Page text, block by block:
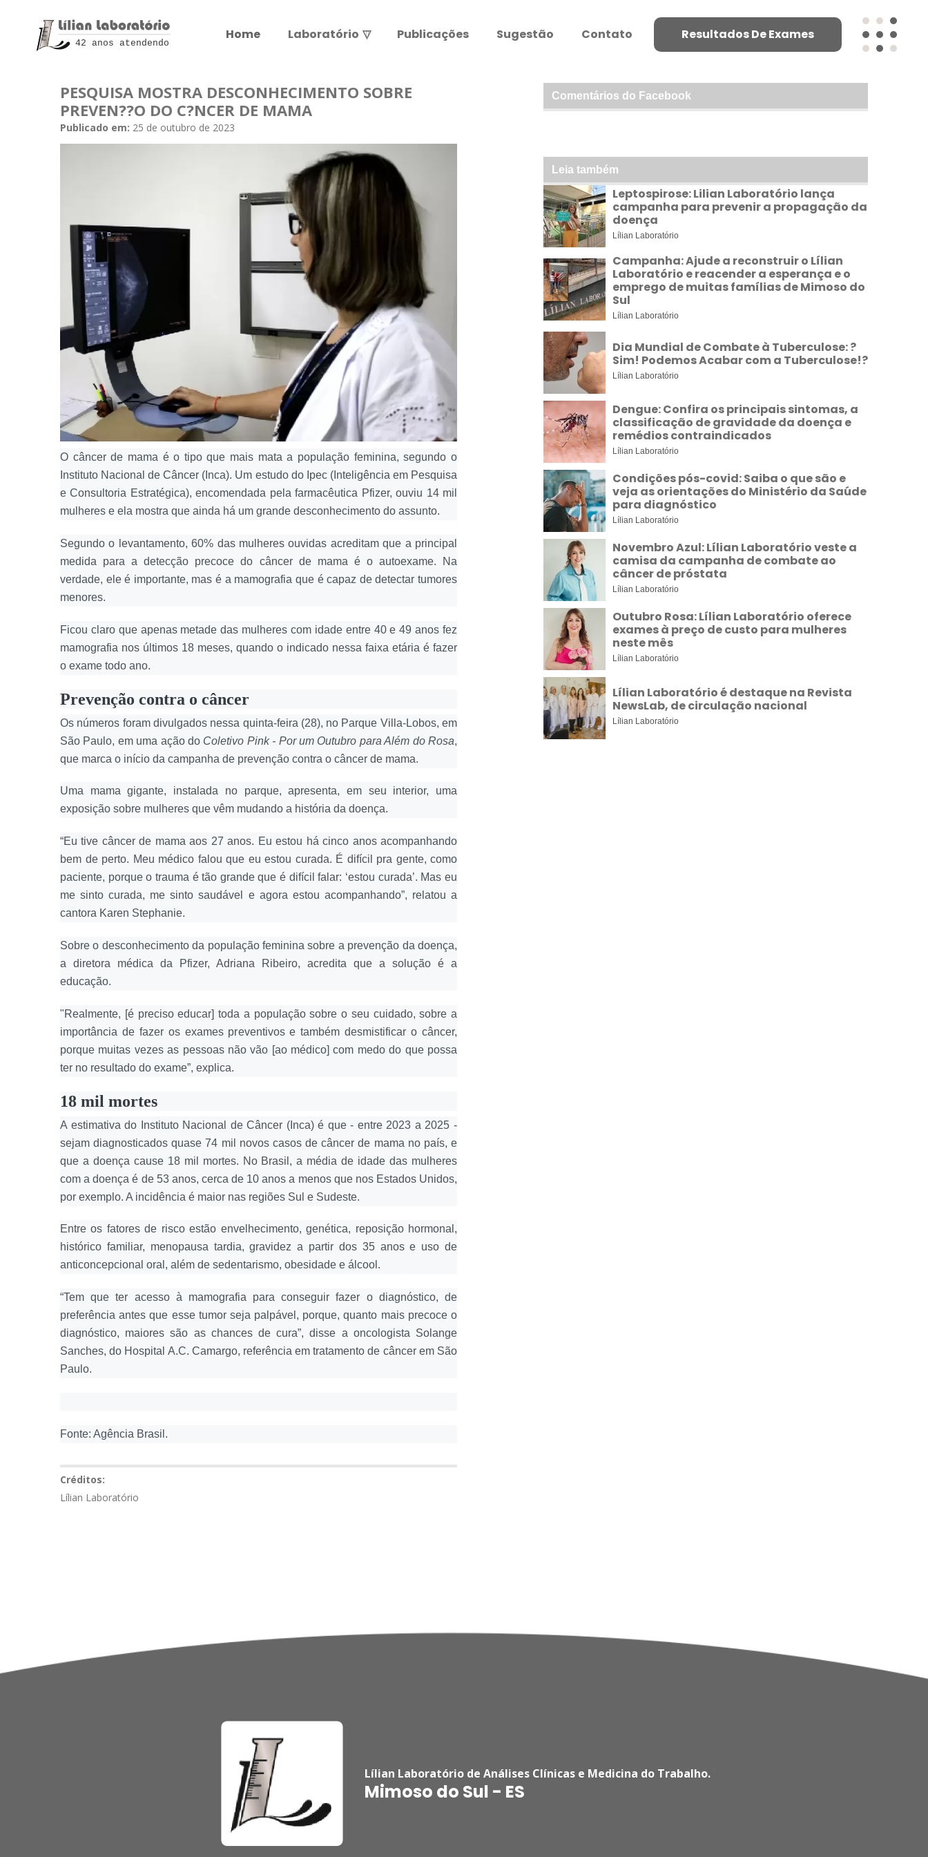
42 anos atendendo
Home Laboratório ▽ Publicações Sugestão Contato Resultados De Exames
PESQUISA MOSTRA DESCONHECIMENTO SOBRE
PREVEN??O DO C?NCER DE MAMA
Publicado em: 25 de outubro de 2023
O câncer de mama é o tipo que mais mata a população feminina, segundo o
Instituto Nacional de Câncer (Inca). Um estudo do Ipec (Inteligência em Pesquisa
e Consultoria Estratégica), encomendada pela farmacêutica Pfizer, ouviu 14 mil
mulheres e ela mostra que ainda há um grande desconhecimento do assunto.
Segundo o levantamento, 60% das mulheres ouvidas acreditam que a principal
medida para a detecção precoce do câncer de mama é o autoexame. Na
verdade, ele é importante, mas é a mamografia que é capaz de detectar tumores
menores.
Ficou claro que apenas metade das mulheres com idade entre 40 e 49 anos fez
mamografia nos últimos 18 meses, quando o indicado nessa faixa etária é fazer
o exame todo ano.
Prevenção contra o câncer
Os números foram divulgados nessa quinta-feira (28), no Parque Villa-Lobos, em
São Paulo, em uma ação do Coletivo Pink - Por um Outubro para Além do Rosa,
que marca o início da campanha de prevenção contra o câncer de mama.
Uma mama gigante, instalada no parque, apresenta, em seu interior, uma
exposição sobre mulheres que vêm mudando a história da doença.
“Eu tive câncer de mama aos 27 anos. Eu estou há cinco anos acompanhando
bem de perto. Meu médico falou que eu estou curada. É difícil pra gente, como
paciente, porque o trauma é tão grande que é difícil falar: ‘estou curada’. Mas eu
me sinto curada, me sinto saudável e agora estou acompanhando”, relatou a
cantora Karen Stephanie.
Sobre o desconhecimento da população feminina sobre a prevenção da doença,
a diretora médica da Pfizer, Adriana Ribeiro, acredita que a solução é a
educação.
"Realmente, [é preciso educar] toda a população sobre o seu cuidado, sobre a
importância de fazer os exames preventivos e também desmistificar o câncer,
porque muitas vezes as pessoas não vão [ao médico] com medo do que possa
ter no resultado do exame”, explica.
18 mil mortes
A estimativa do Instituto Nacional de Câncer (Inca) é que - entre 2023 a 2025 -
sejam diagnosticados quase 74 mil novos casos de câncer de mama no país, e
que a doença cause 18 mil mortes. No Brasil, a média de idade das mulheres
com a doença é de 53 anos, cerca de 10 anos a menos que nos Estados Unidos,
por exemplo. A incidência é maior nas regiões Sul e Sudeste.
Entre os fatores de risco estão envelhecimento, genética, reposição hormonal,
histórico familiar, menopausa tardia, gravidez a partir dos 35 anos e uso de
anticoncepcional oral, além de sedentarismo, obesidade e álcool.
“Tem que ter acesso à mamografia para conseguir fazer o diagnóstico, de
preferência antes que esse tumor seja palpável, porque, quanto mais precoce o
diagnóstico, maiores são as chances de cura”, disse a oncologista Solange
Sanches, do Hospital A.C. Camargo, referência em tratamento de câncer em São
Paulo.
Fonte: Agência Brasil.
Créditos:
Lílian Laboratório
Comentários do Facebook
Leia também
Leptospirose: Lilian Laboratório lança
campanha para prevenir a propagação da
doença
Lílian Laboratório
Campanha: Ajude a reconstruir o Lílian
Laboratório e reacender a esperança e o
emprego de muitas famílias de Mimoso do
Sul
Lílian Laboratório
Dia Mundial de Combate à Tuberculose: ?
Sim! Podemos Acabar com a Tuberculose!?
Lílian Laboratório
Dengue: Confira os principais sintomas, a
classificação de gravidade da doença e
remédios contraindicados
Lílian Laboratório
Condições pós-covid: Saiba o que são e
veja as orientações do Ministério da Saúde
para diagnóstico
Lílian Laboratório
Novembro Azul: Lílian Laboratório veste a
camisa da campanha de combate ao
câncer de próstata
Lílian Laboratório
Outubro Rosa: Lílian Laboratório oferece
exames à preço de custo para mulheres
neste mês
Lílian Laboratório
Lílian Laboratório é destaque na Revista
NewsLab, de circulação nacional
Lílian Laboratório
Lílian Laboratório de Análises Clínicas e Medicina do Trabalho.
Mimoso do Sul - ES